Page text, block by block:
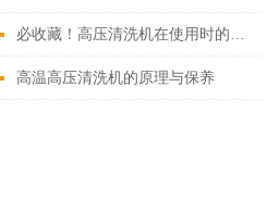
必收藏！高压清洗机在使用时的压力选择参考
高温高压清洗机的原理与保养